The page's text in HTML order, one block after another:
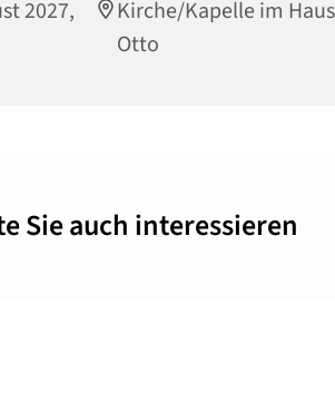
2027,
Kirche/Kapelle im
Otto
Sie auch interessieren